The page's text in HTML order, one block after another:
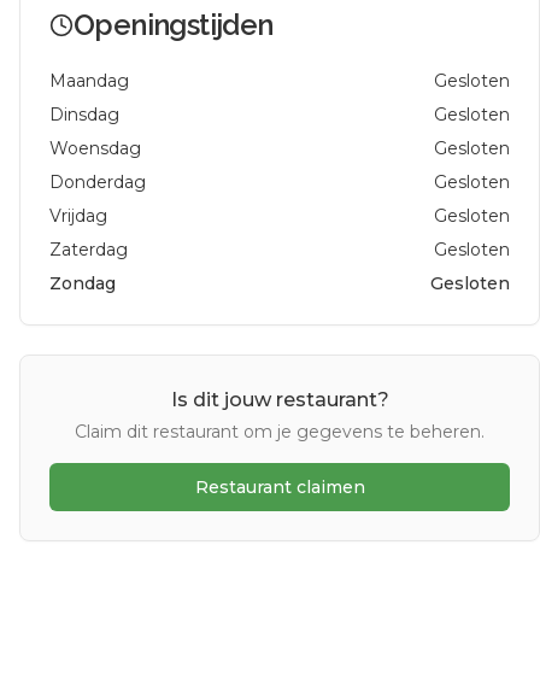
Openingstijden
Maandag
Gesloten
Dinsdag
Gesloten
Woensdag
Gesloten
Donderdag
Gesloten
Vrijdag
Gesloten
Zaterdag
Gesloten
Zondag
Gesloten
Is dit jouw restaurant?
Claim dit restaurant om je gegevens te beheren.
Restaurant claimen